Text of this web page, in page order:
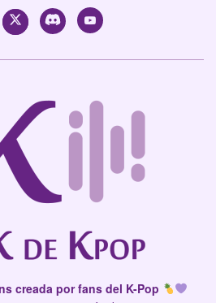
creada por fans del K-Pop